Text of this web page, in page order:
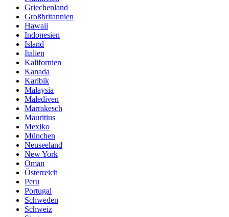
Griechenland
Großbritannien
Hawaii
Indonesien
Island
Italien
Kalifornien
Kanada
Karibik
Malaysia
Malediven
Marrakesch
Mauritius
Mexiko
München
Neuseeland
New York
Oman
Österreich
Peru
Portugal
Schweden
Schweiz